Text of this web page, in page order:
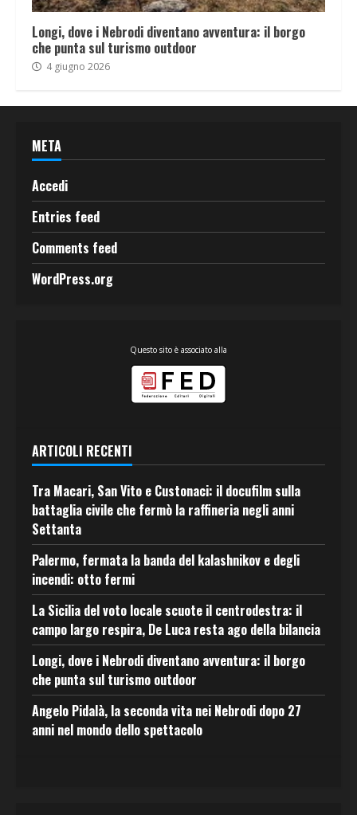
Longi, dove i Nebrodi diventano avventura: il borgo
che punta sul turismo outdoor
4 giugno 2026
META
Accedi
Entries feed
Comments feed
WordPress.org
Questo sito è associato alla
ARTICOLI RECENTI
Tra Macari, San Vito e Custonaci: il docufilm sulla
battaglia civile che fermò la raffineria negli anni
Settanta
Palermo, fermata la banda del kalashnikov e degli
incendi: otto fermi
La Sicilia del voto locale scuote il centrodestra: il
campo largo respira, De Luca resta ago della bilancia
Longi, dove i Nebrodi diventano avventura: il borgo
che punta sul turismo outdoor
Angelo Pidalà, la seconda vita nei Nebrodi dopo 27
anni nel mondo dello spettacolo